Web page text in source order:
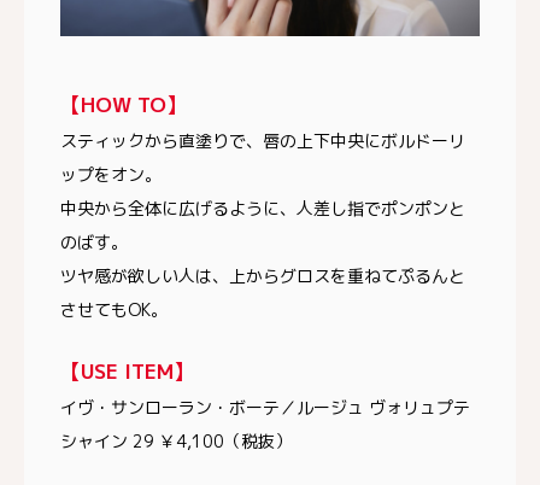
【HOW TO】
スティックから直塗りで、唇の上下中央にボルドーリ
ップをオン。
中央から全体に広げるように、人差し指でポンポンと
のばす。
ツヤ感が欲しい人は、上からグロスを重ねてぷるんと
させてもOK。
【USE ITEM】
イヴ・サンローラン・ボーテ／ルージュ ヴォリュプテ
シャイン 29 ￥4,100（税抜）